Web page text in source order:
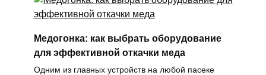
Медогонка: как выбрать оборудование
для эффективной откачки меда
Одним из главных устройств на любой пасеке